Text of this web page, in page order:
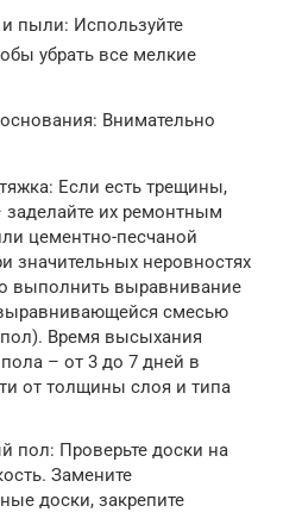
пыли: Используйте
убрать все мелкие
Внимательно
Если есть трещины,
их ремонтным
цементно-песчаной
значительных неровностях
выполнить выравнивание
смесью
Время высыхания
– от 3 до 7 дней в
от толщины слоя и типа
пол: Проверьте доски на
Замените
доски, закрепите